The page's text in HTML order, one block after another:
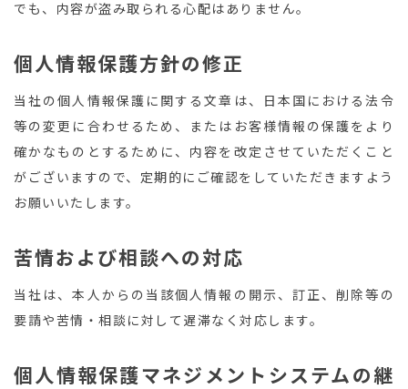
でも、内容が盗み取られる心配はありません。
個人情報保護方針の修正
当社の個人情報保護に関する文章は、日本国における法令
等の変更に合わせるため、またはお客様情報の保護をより
確かなものとするために、内容を改定させていただくこと
がございますので、定期的にご確認をしていただきますよう
お願いいたします。
苦情および相談への対応
当社は、本人からの当該個人情報の開示、訂正、削除等の
要請や苦情・相談に対して遅滞なく対応します。
個人情報保護マネジメントシステムの継